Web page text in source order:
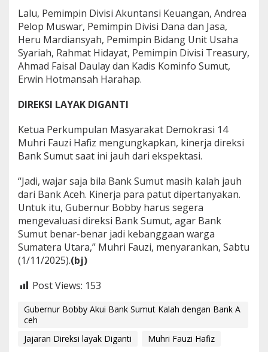
Lalu, Pemimpin Divisi Akuntansi Keuangan, Andrea
Pelop Muswar, Pemimpin Divisi Dana dan Jasa,
Heru Mardiansyah, Pemimpin Bidang Unit Usaha
Syariah, Rahmat Hidayat, Pemimpin Divisi Treasury,
Ahmad Faisal Daulay dan Kadis Kominfo Sumut,
Erwin Hotmansah Harahap.
DIREKSI LAYAK DIGANTI
Ketua Perkumpulan Masyarakat Demokrasi 14
Muhri Fauzi Hafiz mengungkapkan, kinerja direksi
Bank Sumut saat ini jauh dari ekspektasi.
“Jadi, wajar saja bila Bank Sumut masih kalah jauh
dari Bank Aceh. Kinerja para patut dipertanyakan.
Untuk itu, Gubernur Bobby harus segera
mengevaluasi direksi Bank Sumut, agar Bank
Sumut benar-benar jadi kebanggaan warga
Sumatera Utara,” Muhri Fauzi, menyarankan, Sabtu
(1/11/2025).(bj)
Post Views: 153
Gubernur Bobby Akui Bank Sumut Kalah dengan Bank A
ceh
Jajaran Direksi layak Diganti
Muhri Fauzi Hafiz